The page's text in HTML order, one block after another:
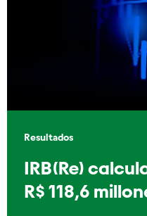
Resultados
IRB(Re)
R$ 118,6